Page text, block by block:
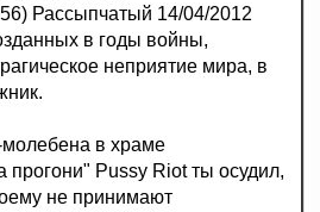
Рассыпчатый 14/04/2012
в годы войны,
неприятие мира, в
в храме
прогони" Pussy Riot ты осудил,
не принимают